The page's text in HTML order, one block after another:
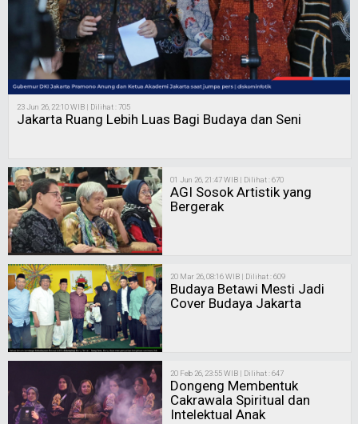
23 Jun 26, 22:10 WIB | Dilihat : 705
Jakarta Ruang Lebih Luas Bagi Budaya dan Seni
01 Jun 26, 21:47 WIB | Dilihat : 670
AGI Sosok Artistik yang
Bergerak
20 Mar 26, 08:16 WIB | Dilihat : 609
Budaya Betawi Mesti Jadi
Cover Budaya Jakarta
20 Feb 26, 23:55 WIB | Dilihat : 647
Dongeng Membentuk
Cakrawala Spiritual dan
Intelektual Anak